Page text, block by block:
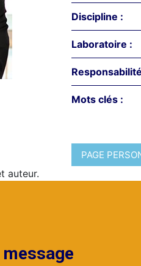
Discipline :
Laboratoire :
Mots clés :
PAGE
auteur.